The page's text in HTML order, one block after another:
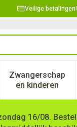
Veilige betalingen
verzorging en
voor Dieet,
Zwangerschap
en kinderen
Toon
16/08.